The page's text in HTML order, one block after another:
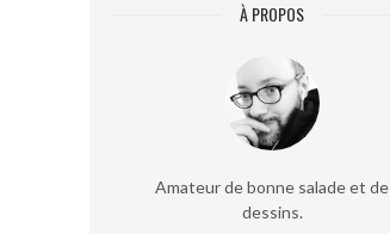
À PROPOS
Amateur de bonne salade et de
dessins.